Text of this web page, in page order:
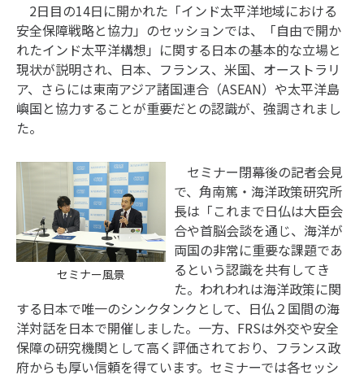
2日目の14日に開かれた「インド太平洋地域における
安全保障戦略と協力」のセッションでは、「自由で開か
れたインド太平洋構想」に関する日本の基本的な立場と
現状が説明され、日本、フランス、米国、オーストラリ
ア、さらには東南アジア諸国連合（ASEAN）や太平洋島
嶼国と協力することが重要だとの認識が、強調されまし
た。
セミナー風景
セミナー閉幕後の記者会見
で、角南篤・海洋政策研究所
長は「これまで日仏は大臣会
合や首脳会談を通じ、海洋が
両国の非常に重要な課題であ
るという認識を共有してき
た。われわれは海洋政策に関
する日本で唯一のシンクタンクとして、日仏２国間の海
洋対話を日本で開催しました。一方、FRSは外交や安全
保障の研究機関として高く評価されており、フランス政
府からも厚い信頼を得ています。セミナーでは各セッシ